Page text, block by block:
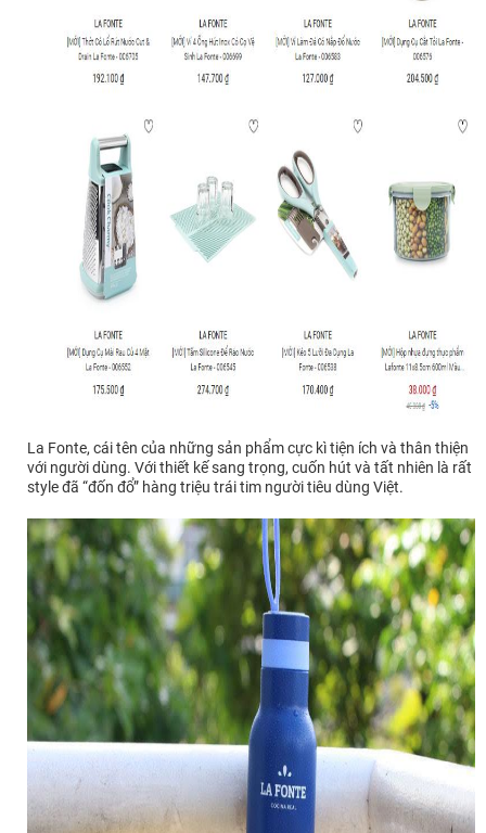
La Fonte, cái tên của những sản phẩm cực kì tiện ích và thân thiện
với người dùng. Với thiết kế sang trọng, cuốn hút và tất nhiên là rất
style đã “đốn đổ” hàng triệu trái tim người tiêu dùng Việt.